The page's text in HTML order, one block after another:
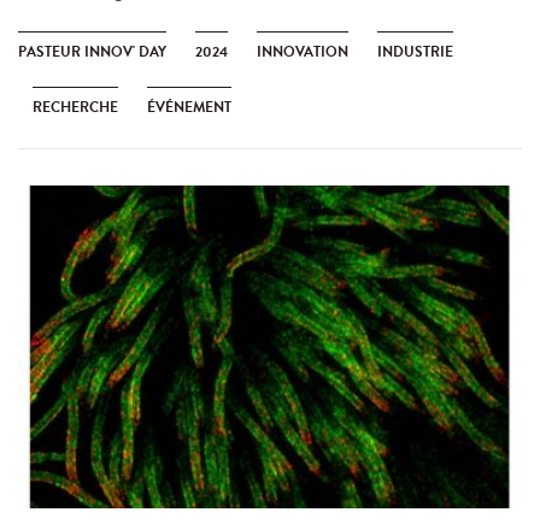
PASTEUR INNOV' DAY 2024 INNOVATION INDUSTRIE
RECHERCHE ÉVÉNEMENT